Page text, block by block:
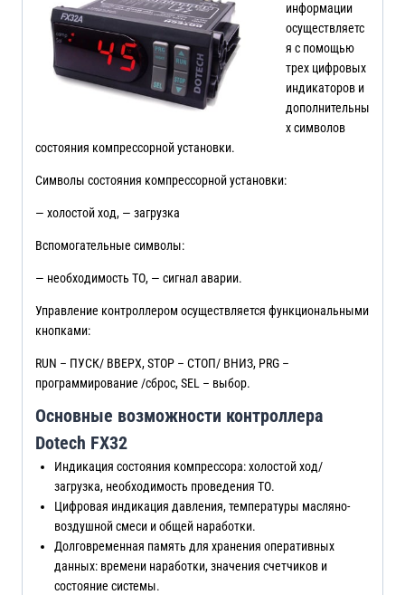
информации
осуществляетс
я с помощью
трех цифровых
индикаторов и
дополнительны
х символов
состояния компрессорной установки.
Символы состояния компрессорной установки:
— холостой ход, — загрузка
Вспомогательные символы:
— необходимость ТО, — сигнал аварии.
Управление контроллером осуществляется функциональными
кнопками:
RUN – ПУСК/ ВВЕРХ, STOP – СТОП/ ВНИЗ, PRG –
программирование /сброс, SEL – выбор.
Основные возможности контроллера
Dotech FX32
Индикация состояния компрессора: холостой ход/
загрузка, необходимость проведения ТО.
Цифровая индикация давления, температуры масляно-
воздушной смеси и общей наработки.
Долговременная память для хранения оперативных
данных: времени наработки, значения счетчиков и
состояние системы.